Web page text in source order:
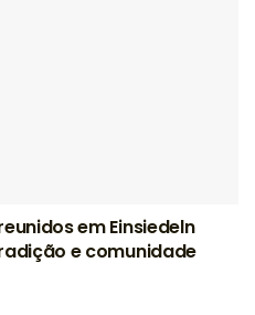
em Einsiedeln
e comunidade